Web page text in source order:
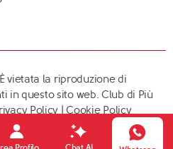
vietata la riproduzione di
in questo sito web. Club di Più
Policy |Cookie Policy